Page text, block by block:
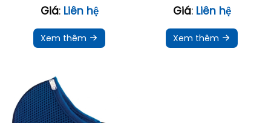
Giá: Liên hệ
Xem thêm
Giá: Liên hệ
Xem thêm